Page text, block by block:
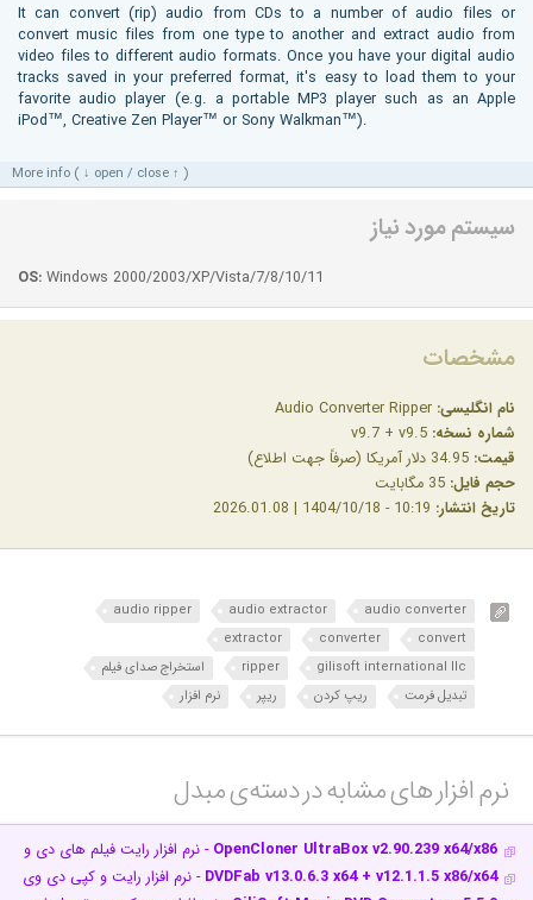
It can convert (rip) audio from CDs to a number of audio files or
convert music files from one type to another and extract audio from
video files to different audio formats. Once you have your digital audio
tracks saved in your preferred format, it's easy to load them to your
favorite audio player (e.g. a portable MP3 player such as an Apple
iPod™, Creative Zen Player™ or Sony Walkman™).
More info ( ↓ open / close ↑ )
سیستم مورد نیاز
OS: Windows 2000/2003/XP/Vista/7/8/10/11
مشخصات
نام انگلیسی:
شماره نسخه:
قیمت:
حجم فایل:
تاریخ انتشار:
audio converter
audio extractor
audio ripper
convert
converter
extractor
gilisoft international llc
ripper
استخراج صدای فیلم
تبدیل فرمت
ریپ کردن ریپر نرم افزار
نرم افزار های مشابه در دسته‌ی‌ مبدل‎
OpenCloner UltraBox v2.90.239 x64/x86 - نرم افزار رایت فیلم های دی وی
DVDFab v13.0.6.3 x64 + v12.1.1.5 x86/x64 - نرم افزار رایت و کپی دی وی